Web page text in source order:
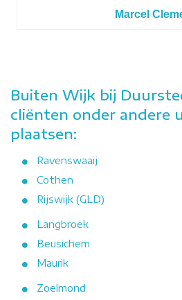
Marcel
Buiten Wijk bij
cliënten onder andere
plaatsen:
Ravenswaaij
Cothen
Rijswijk (GLD)
Langbroek
Beusichem
Maurik
Zoelmond